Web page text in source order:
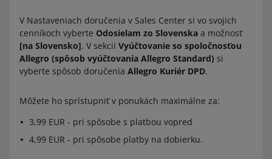
V Nastaveniach doručenia v Sales Center si vo svojich
cenníkoch vyberte Odosielam zo Slovenska a možnosť
[na Slovensko]. V sekcii Vyúčtovanie so spoločnosťou
Allegro (spôsob vyúčtovania Allegro Standard) si
vyberte spôsob doručenia Allegro Kuriér DPD.
Môžete ho sprístupniť v ponukách maximálne za:
3,99 EUR - pri spôsobe s platbou vopred
4,99 EUR - pri spôsobe platby na dobierku.